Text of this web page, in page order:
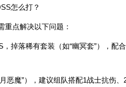
怎么打？
重点解决以下问题：
掉落稀有套装（如“幽冥套”），配
恶魔”），建议组队搭配1战士抗伤、